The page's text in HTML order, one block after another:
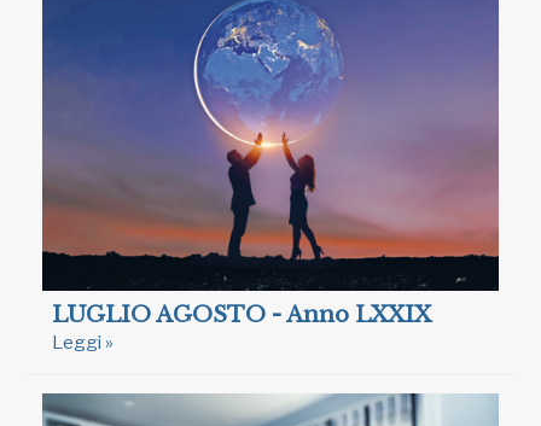
LUGLIO AGOSTO - Anno LXXIX
Leggi »